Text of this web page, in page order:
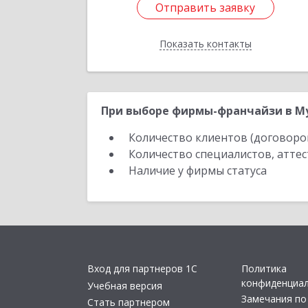
Отправить заявку
Показать контакты
Отправить заявку
Назад
При выборе фирмы-франчайзи в
Количество клиентов
Количество специалистов,
Наличие у фирмы статуса
Вход для партнеров 1С
Учебная версия
Стать партнером
Политика
Замечания по